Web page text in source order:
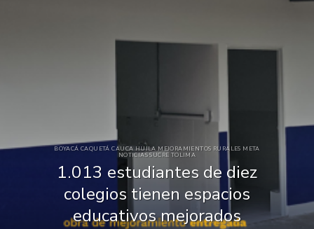
BOYACÁ CAQUETÁ CAUCA HUILA MEJORAMIENTOS RURALES META
NOTICIAS SUCRE TOLIMA
1.013 estudiantes de diez
colegios tienen espacios
educativos mejorados